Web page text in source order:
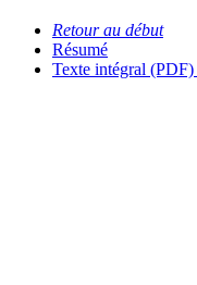
Retour au début
Résumé
Texte intégral (PDF)